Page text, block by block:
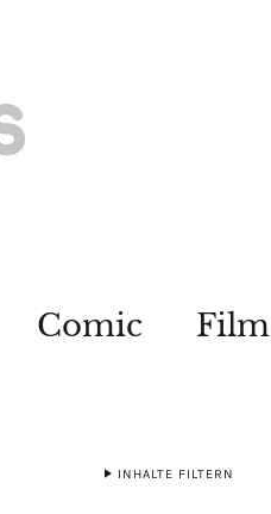
Comic Film
INHALTE FILTERN